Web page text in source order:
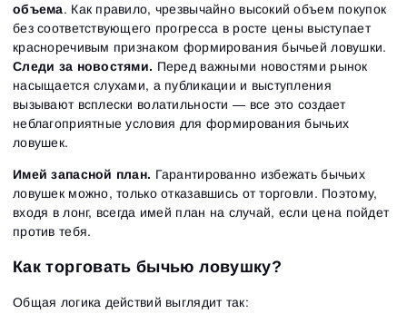
объема. Как правило, чрезвычайно высокий объем покупок
без соответствующего прогресса в росте цены выступает
красноречивым признаком формирования бычьей ловушки.
Следи за новостями. Перед важными новостями рынок
насыщается слухами, а публикации и выступления
вызывают всплески волатильности — все это создает
неблагоприятные условия для формирования бычьих
ловушек.
Имей запасной план. Гарантированно избежать бычьих
ловушек можно, только отказавшись от торговли. Поэтому,
входя в лонг, всегда имей план на случай, если цена пойдет
против тебя.
Как торговать бычью ловушку?
Общая логика действий выглядит так: